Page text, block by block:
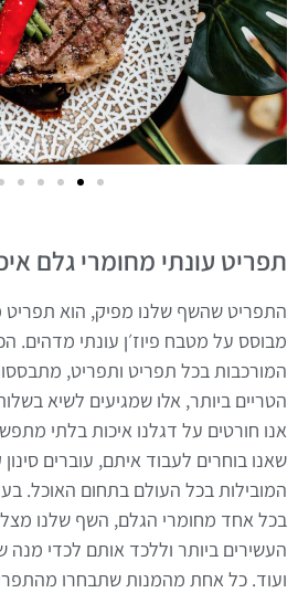
תפריט עונתי מחומרי גלם
התפריט שהשף שלנו מפיק, הוא
מבוסס על מטבח פיוז׳ן עונתי מדהים.
המורכבות בכל תפריט ותפריט,
הטריים ביותר, אלו שמגיעים לשיא
אנו חורטים על דגלנו איכות בלתי
שאנו בוחרים לעבוד איתם, עוברים
המובילות בכל העולם בתחום האוכל.
בכל אחד מחומרי הגלם, השף שלנו
העשירים ביותר וללכד אותם לכדי
ועוד. כל אחת מהמנות שתבחרו